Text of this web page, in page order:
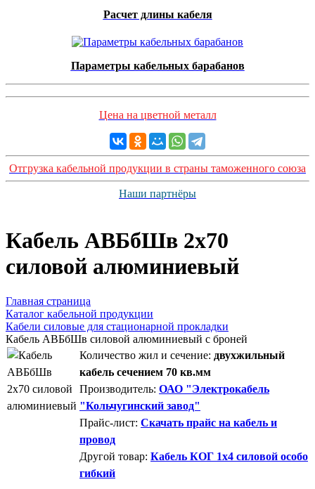
Расчет длины кабеля
Параметры кабельных барабанов
Цена на цветной металл
Отгрузка кабельной продукции в страны таможенного союза
Наши партнёры
Кабель АВБбШв 2х70
силовой алюминиевый
Главная страница
Каталог кабельной продукции
Кабели силовые для стационарной прокладки
Кабель АВБбШв силовой алюминиевый с броней
Количество жил и сечение: двухжильный
кабель сечением 70 кв.мм
Производитель: ОАО "Электрокабель
"Кольчугинский завод"
Прайс-лист: Скачать прайс на кабель и
провод
Другой товар: Кабель КОГ 1x4 силовой особо
гибкий